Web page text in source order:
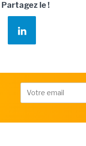
Partagez le !